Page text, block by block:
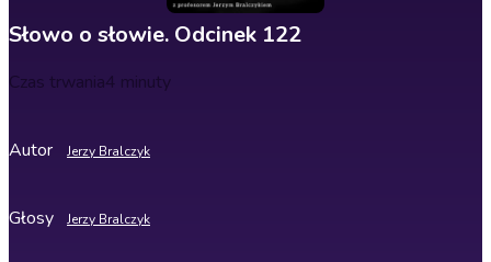
Słowo o słowie. Odcinek 122
Czas trwania4 minuty
Autor Jerzy Bralczyk
Głosy Jerzy Bralczyk